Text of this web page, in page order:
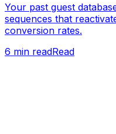
Your past guest
sequences that
conversion rates.
6 min readRead